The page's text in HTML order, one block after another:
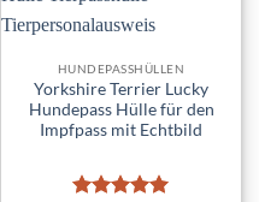
HUNDEPASSHÜLLEN
Yorkshire Terrier Lucky
Hundepass Hülle für den
Impfpass mit Echtbild